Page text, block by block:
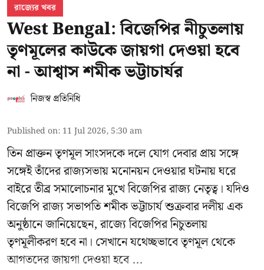
রাজ্যের খবর
West Bengal: বিজেপির নীচুতলায়
তৃণমূলের কাউকে জায়গা দেওয়া হবে
না - আশ্বাস শমীক ভট্টাচার্যর
নিজস্ব প্রতিনিধি
Published on: 11 Jul 2026, 5:30 am
তিন প্রাক্তন তৃণমূল সাংসদকে দলে যোগ দেবার প্রায় সঙ্গে
সঙ্গেই তাঁদের রাজ্যসভায় মনোনয়ন দেওয়ার ঘটনায় ঘরে
বাইরে তীব্র সমালোচনার মুখে বিজেপির রাজ্য নেতৃত্ব। যদিও
বিজেপি রাজ্য সভাপতি শমীক ভট্টাচার্যশুক্রবার দলীয় এক
অনুষ্ঠানে জানিয়েছেন, রাজ্যে বিজেপির নিচুতলায়
তৃণমূলীকরণ হবে না। সেখানে যথেচ্ছভাবে তৃণমূল থেকে
আগতদের জায়গা দেওয়া হবে ...